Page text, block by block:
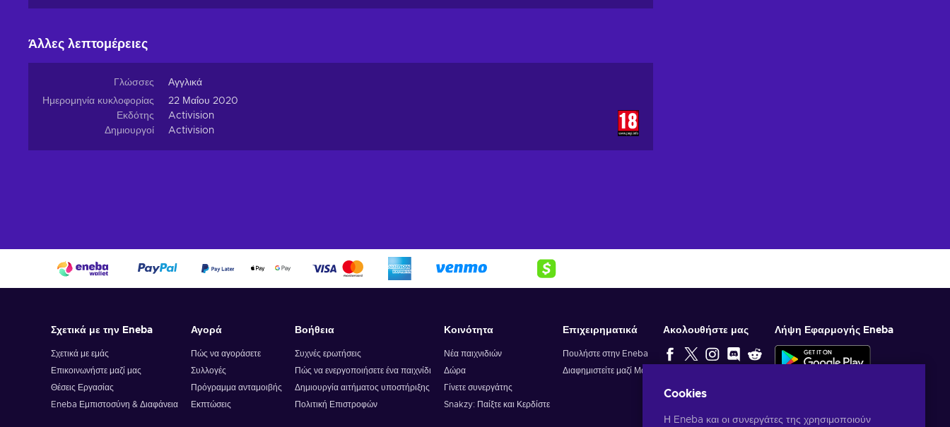
Άλλες λεπτομέρειες
Γλώσσες
Αγγλικά
Ημερομηνία κυκλοφορίας
22 Μαΐου 2020
Εκδότης
Activision
Δημιουργοί
Activision
Σχετικά με την Eneba
Σχετικά με εμάς
Επικοινωνήστε μαζί μας
Θέσεις Εργασίας
Eneba Εμπιστοσύνη & Διαφάνεια
Αγορά
Πώς να αγοράσετε
Συλλογές
Πρόγραμμα ανταμοιβής
Εκπτώσεις
Βοήθεια
Συχνές ερωτήσεις
Πώς να ενεργοποιήσετε ένα παιχνίδι
Δημιουργία αιτήματος υποστήριξης
Πολιτική Επιστροφών
Κοινότητα
Νέα παιχνιδιών
Δώρα
Γίνετε συνεργάτης
Snakzy: Παίξτε και Κερδίστε
Επιχειρηματικά
Πουλήστε στην Eneba
Διαφημιστείτε μαζί Μας
Ακολουθήστε μας
ΕΠΙΛΟΓΉ
ΣΥΝΤΆΚΤΗ
Λήψη Εφαρμογής Eneba
Cookies
Η Eneba και οι συνεργάτες της χρησιμοποιούν